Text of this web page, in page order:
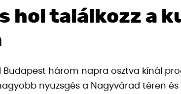
hol találkozz a
Budapest három napra osztva kínál
nyüzsgés a Nagyvárad téren